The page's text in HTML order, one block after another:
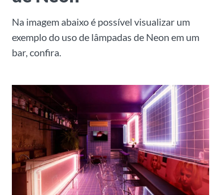
Na imagem abaixo é possível visualizar um
exemplo do uso de lâmpadas de Neon em um
bar, confira.